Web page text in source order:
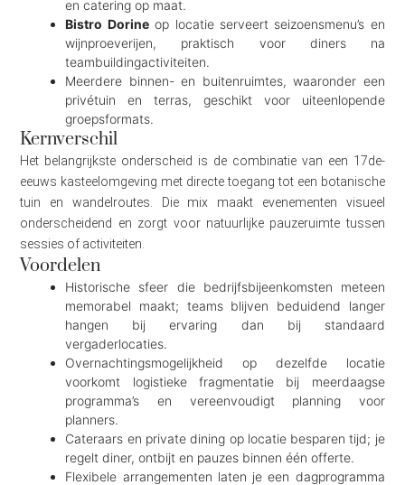
en catering op maat.
Bistro Dorineop locatie serveert seizoensmenu’s en
wijnproeverijen, praktisch voor diners na
teambuildingactiviteiten.
Meerdere binnen- en buitenruimtes, waaronder een
privétuin en terras, geschikt voor uiteenlopende
groepsformats.
Kernverschil
Het belangrijkste onderscheid is de combinatie van een 17de-
eeuws kasteelomgeving met directe toegang tot een botanische
tuin en wandelroutes. Die mix maakt evenementen visueel
onderscheidend en zorgt voor natuurlijke pauzeruimte tussen
sessies of activiteiten.
Voordelen
Historische sfeer die bedrijfsbijeenkomsten meteen
memorabel maakt; teams blijven beduidend langer
hangen bij ervaring dan bij standaard
vergaderlocaties.
Overnachtingsmogelijkheid op dezelfde locatie
voorkomt logistieke fragmentatie bij meerdaagse
programma’s en vereenvoudigt planning voor
planners.
Cateraars en private dining op locatie besparen tijd; je
regelt diner, ontbijt en pauzes binnen één offerte.
Flexibele arrangementen laten je een dagprogramma